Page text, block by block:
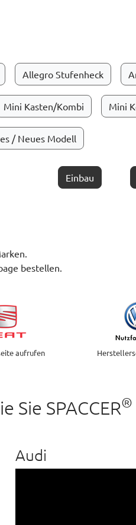
Allegro Stufenheck
Mini Kasten/Kombi Mini
/ Neues Modell
Einbau
bestellen.
aufrufen
SPACCER®
Audi